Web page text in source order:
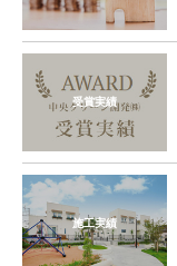
受賞実績
施工実績